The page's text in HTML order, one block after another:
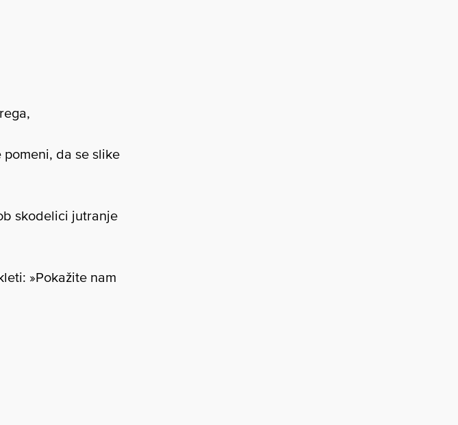
da se slike
skodelici jutranje
»Pokažite nam